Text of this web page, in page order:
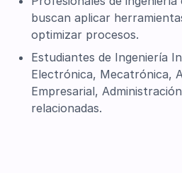
buscan aplicar
optimizar procesos.
Estudiantes de Ingeniería
Electrónica, Mecatrónica,
Empresarial,
relacionadas.